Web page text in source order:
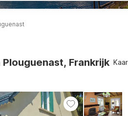
Frankrijk